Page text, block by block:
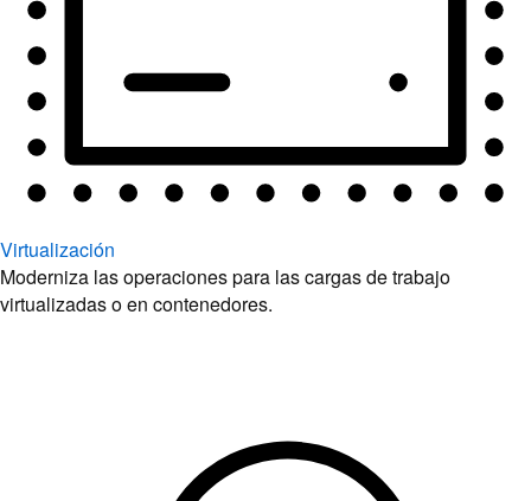
Virtualización
Moderniza las operaciones para las cargas de trabajo
virtualizadas o en contenedores.